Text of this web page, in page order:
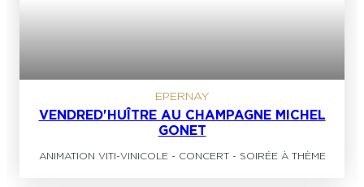
EPERNAY
VENDRED'HUÎTRE AU CHAMPAGNE MICHEL
GONET
ANIMATION VITI-VINICOLE- CONCERT- SOIRÉE À THÈME